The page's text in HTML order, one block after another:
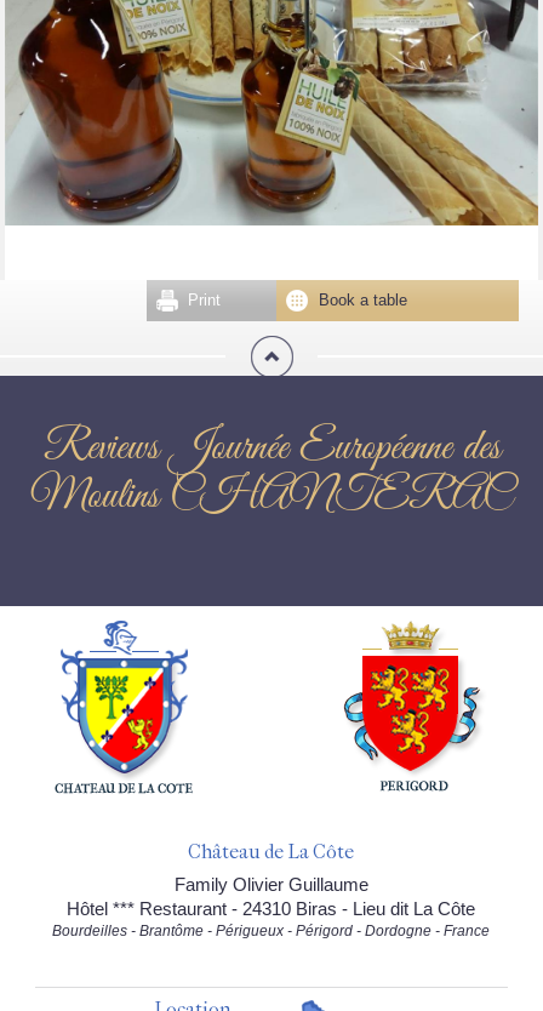
Book a table
Print
Reviews Journée Européenne des
Moulins CHANTERAC
Château de La Côte
Family Olivier Guillaume
Hôtel *** Restaurant - 24310 Biras - Lieu dit La Côte
Bourdeilles - Brantôme - Périgueux - Périgord - Dordogne - France